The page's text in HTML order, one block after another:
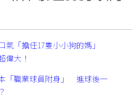
氣「擔任17隻小小狗的媽」
偉大！
「職業球員附身」 進球後一